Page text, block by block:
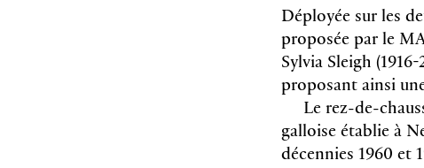
Déployée sur les
proposée par le
Sylvia Sleigh
proposant ainsi
Le rez-de-
galloise établie à
décennies 1960 et